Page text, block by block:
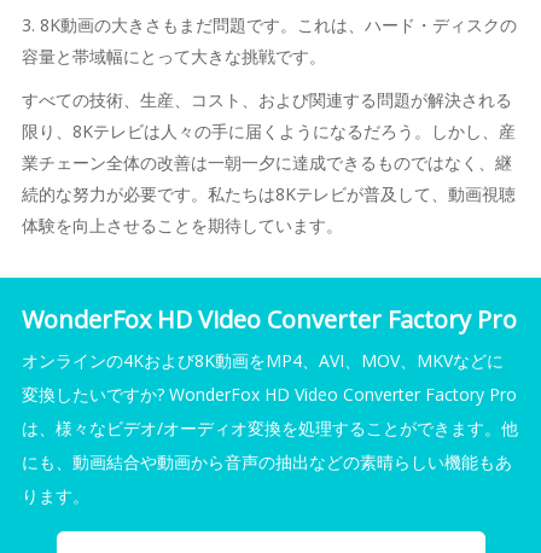
3. 8K動画の大きさもまだ問題です。これは、ハード・ディスクの
容量と帯域幅にとって大きな挑戦です。
すべての技術、生産、コスト、および関連する問題が解決される
限り、8Kテレビは人々の手に届くようになるだろう。しかし、産
業チェーン全体の改善は一朝一夕に達成できるものではなく、継
続的な努力が必要です。私たちは8Kテレビが普及して、動画視聴
体験を向上させることを期待しています。
WonderFox HD Video Converter Factory Pro
オンラインの4Kおよび8K動画をMP4、AVI、MOV、MKVなどに
変換したいですか? WonderFox HD Video Converter Factory Pro
は、様々なビデオ/オーディオ変換を処理することができます。他
にも、動画結合や動画から音声の抽出などの素晴らしい機能もあ
ります。